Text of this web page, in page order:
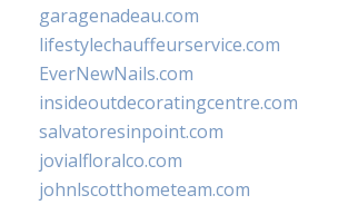
garagenadeau.com
lifestylechauffeurservice.com
EverNewNails.com
insideoutdecoratingcentre.com
salvatoresinpoint.com
jovialfloralco.com
johnlscotthometeam.com